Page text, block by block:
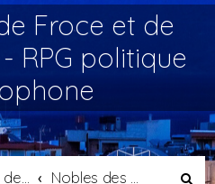
Froce et de
RPG politique